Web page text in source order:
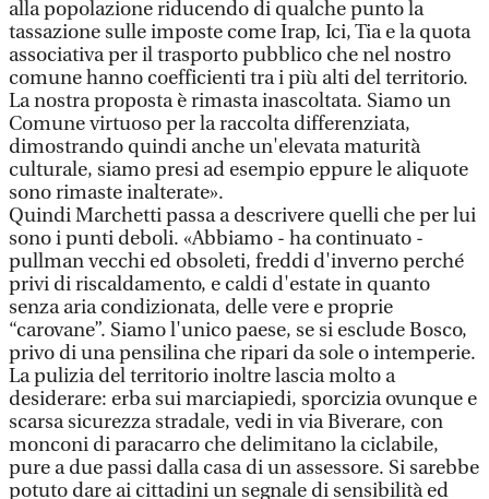
alla popolazione riducendo di qualche punto la
tassazione sulle imposte come Irap, Ici, Tia e la quota
associativa per il trasporto pubblico che nel nostro
comune hanno coefficienti tra i più alti del territorio.
La nostra proposta è rimasta inascoltata. Siamo un
Comune virtuoso per la raccolta differenziata,
dimostrando quindi anche un'elevata maturità
culturale, siamo presi ad esempio eppure le aliquote
sono rimaste inalterate».
Quindi Marchetti passa a descrivere quelli che per lui
sono i punti deboli. «Abbiamo - ha continuato -
pullman vecchi ed obsoleti, freddi d'inverno perché
privi di riscaldamento, e caldi d'estate in quanto
senza aria condizionata, delle vere e proprie
“carovane”. Siamo l'unico paese, se si esclude Bosco,
privo di una pensilina che ripari da sole o intemperie.
La pulizia del territorio inoltre lascia molto a
desiderare: erba sui marciapiedi, sporcizia ovunque e
scarsa sicurezza stradale, vedi in via Biverare, con
monconi di paracarro che delimitano la ciclabile,
pure a due passi dalla casa di un assessore. Si sarebbe
potuto dare ai cittadini un segnale di sensibilità ed